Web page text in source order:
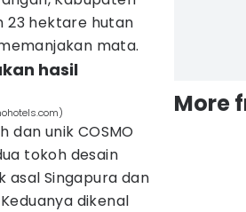
23 hektare hutan
mata.
hasil
dan unik COSMO
tokoh desain
asal Singapura dan
dikenal
More